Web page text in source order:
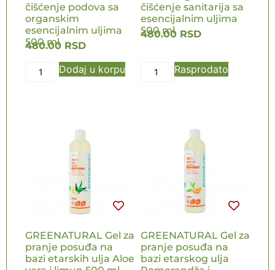
čišćenje podova sa
organskim
esencijalnim uljima
500 ml
480.00 RSD
Dodaj u korpu
čišćenje sanitarija sa
esencijalnim uljima
500 ml
480.00 RSD
Rasprodato
GREENATURAL Gel za
pranje posuđa na
bazi etarskih ulja Aloe
GREENATURAL Gel za
pranje posuđa na
bazi etarskog ulja